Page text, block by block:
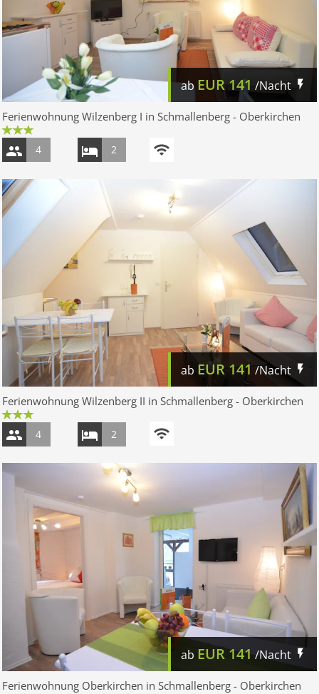
ab EUR 141 /Nacht
Ferienwohnung Wilzenberg I in Schmallenberg - Oberkirchen
4 2
ab EUR 141 /Nacht
Ferienwohnung Wilzenberg II in Schmallenberg - Oberkirchen
4 2
ab EUR141/Nacht
Ferienwohnung Oberkirchen in Schmallenberg - Oberkirchen